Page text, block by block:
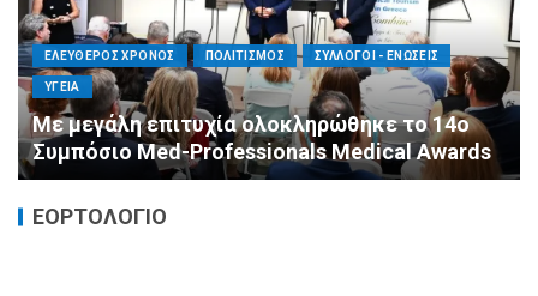
ΕΛΕΥΘΕΡΟΣ ΧΡΟΝΟΣ ΟΙΚΟΝΟΜΙΑ ΥΓΕΙΑ
Καταστροφικές δαπάνες υγείας και η
αντιμετώπισή τους
ΕΟΡΤΟΛΟΓΙΟ